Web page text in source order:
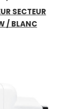
SECTEUR
/ BLANC